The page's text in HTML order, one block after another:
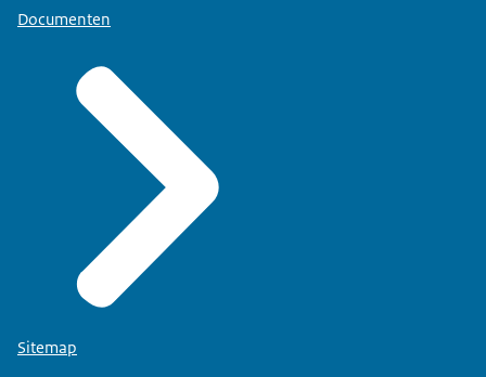
Documenten
Sitemap